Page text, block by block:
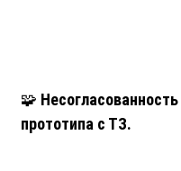
🧩 Несогласованность
прототипа с ТЗ.